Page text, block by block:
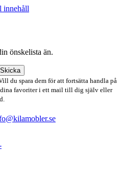
innehåll
önskelista än.
Skicka
du spara dem för att fortsätta handla på
favoriter i ett mail till dig själv eller